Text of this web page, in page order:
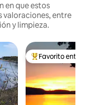
en que estos
entre
y limpieza.
Favorito entre
Favorito entre